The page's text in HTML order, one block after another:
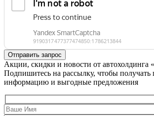
Акции, скидки и новости от автохолдинга
Подпишитесь на рассылку, чтобы получать
информацию и выгодные предложения